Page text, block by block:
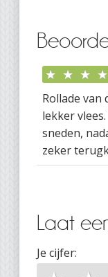
★ ★ ★ ★
Rollade van
lekker
sneden,
zeker
Laat
Je cijfer: